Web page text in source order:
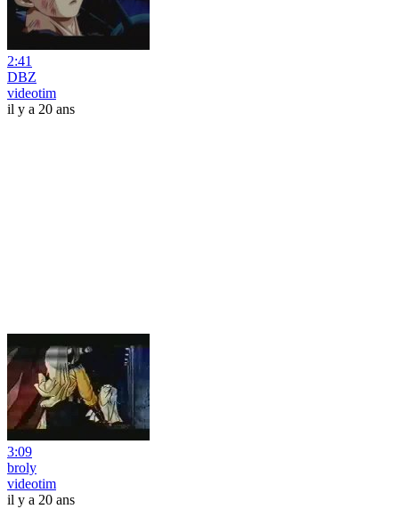
2:41
DBZ
videotim
il y a 20 ans
3:09
broly
videotim
il y a 20 ans